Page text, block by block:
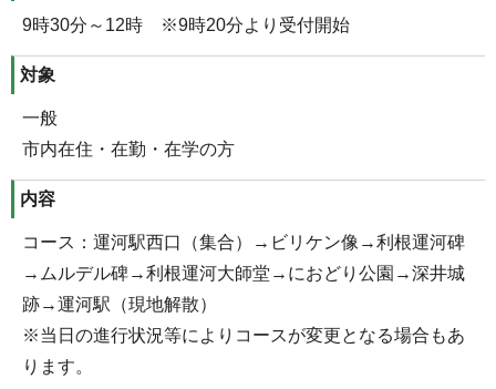
9時30分～12時 ※9時20分より受付開始
対象
一般
市内在住・在勤・在学の方
内容
コース：運河駅西口（集合）→ビリケン像→利根運河碑
→ムルデル碑→利根運河大師堂→におどり公園→深井城
跡→運河駅（現地解散）
※当日の進行状況等によりコースが変更となる場合もあ
ります。